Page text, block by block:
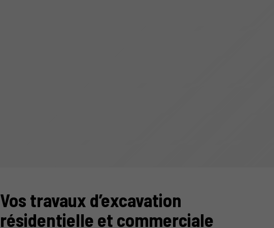
Vos travaux d’excavation
résidentielle et commerciale